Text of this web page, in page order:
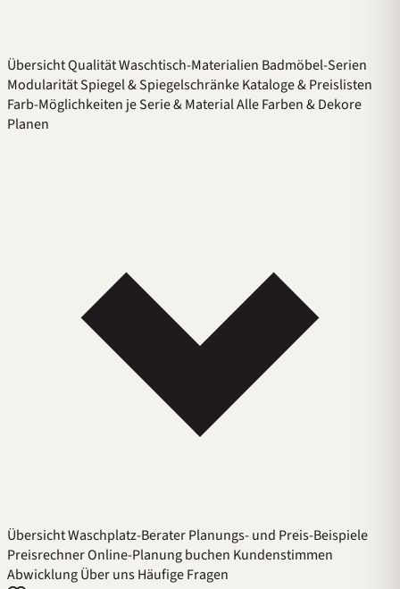
ÜbersichtQualitätWaschtisch-Materialien Badmöbel-Serien
ModularitätSpiegel & SpiegelschränkeKataloge & Preislisten
Farb-Möglichkeiten je Serie & MaterialAlle Farben & Dekore
Planen
ÜbersichtWaschplatz-BeraterPlanungs- und Preis-Beispiele
PreisrechnerOnline-Planung buchen Kundenstimmen
AbwicklungÜber unsHäufige Fragen